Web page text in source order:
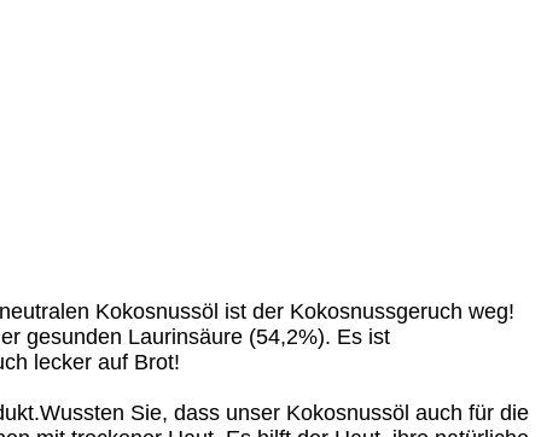
Kokosnussöl ist der Kokosnussgeruch weg!
gesunden Laurinsäure (54,2%). Es ist
lecker auf Brot!
Wussten Sie, dass unser Kokosnussöl auch für die